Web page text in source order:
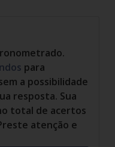
para
a possibilidade
resposta. Sua
total de acertos
atenção e